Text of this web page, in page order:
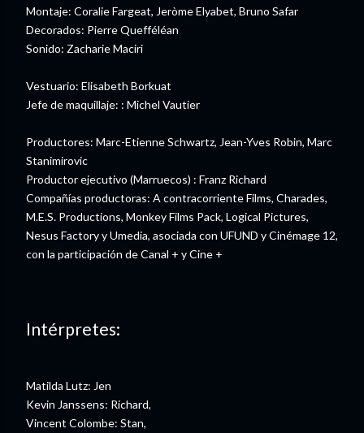
Montaje: Coralie Fargeat, Jeròme Elyabet, Bruno Safar
Decorados: Pierre Quefféléan
Sonido: Zacharie Maciri
Vestuario: Elisabeth Borkuat
Jefe de maquillaje: : Michel Vautier
Productores: Marc-Etienne Schwartz, Jean-Yves Robin, Marc
Stanimirovic
Productor ejecutivo (Marruecos) : Franz Richard
Compañías productoras: A contracorriente Films, Charades,
M.E.S. Productions, Monkey Films Pack, Logical Pictures,
Nesus Factory y Umedia, asociada con UFUND y Cinémage 12,
con la participación de Canal + y Cine +
Intérpretes:
Matilda Lutz: Jen
Kevin Janssens: Richard,
Vincent Colombe: Stan,